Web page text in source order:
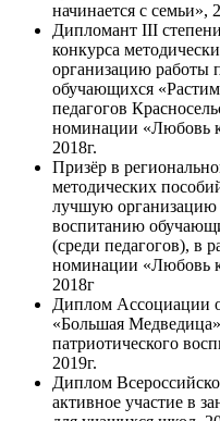
начинается с семьи»,
Дипломант III
конкурса
организацию работы
обучающихся
педагогов
номинации «Любовь к
2018г.
Призёр в
методических
лучшую организацию
воспитанию
(среди педагогов), в
номинации «Любовь к
2018г
Диплом Ассоциации
«Большая
патриотического
2019г.
Диплом
активное участие в